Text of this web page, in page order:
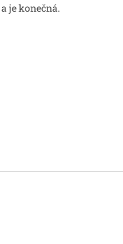
je konečná.